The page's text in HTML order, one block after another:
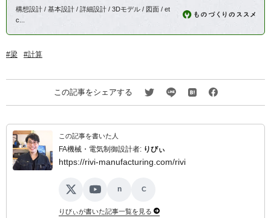
構想設計 / 基本設計 / 詳細設計 / 3Dモデル / 図面 / et
c...
梁 計算
この記事をシェアする
この記事を書いた人
FA機械・電気制御設計者: りびぃ
https://rivi-manufacturing.com/rivi
X YouTube
n C
りびぃが書いた記事一覧を見る